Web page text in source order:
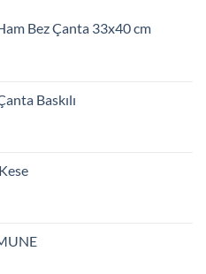
Bez Çanta 33x40 cm
Baskılı